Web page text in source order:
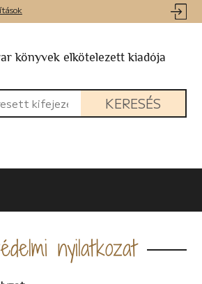
könyvek elkötelezett kiadója
KERESÉS
nyilatkozat